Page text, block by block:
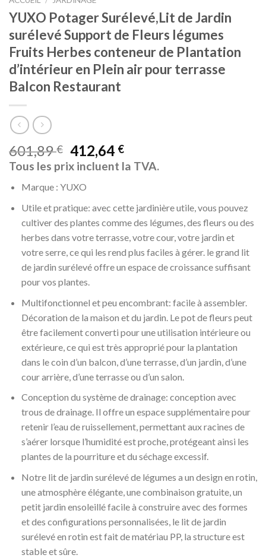
YUXO Potager Surélevé,Lit de Jardin
surélevé Support de Fleurs légumes
Fruits Herbes conteneur de Plantation
d’intérieur en Plein air pour terrasse
Balcon Restaurant
601,89€ 412,64 €
Tous les prix incluent la TVA.
Marque : YUXO
Utile et pratique: avec cette jardinière utile, vous pouvez
cultiver des plantes comme des légumes, des fleurs ou des
herbes dans votre terrasse, votre cour, votre jardin et
votre serre, ce qui les rend plus faciles à gérer. le grand lit
de jardin surélevé offre un espace de croissance suffisant
pour vos plantes.
Multifonctionnel et peu encombrant: facile à assembler.
Décoration de la maison et du jardin. Le pot de fleurs peut
être facilement converti pour une utilisation intérieure ou
extérieure, ce qui est très approprié pour la plantation
dans le coin d’un balcon, d’une terrasse, d’un jardin, d’une
cour arrière, d’une terrasse ou d’un salon.
Conception du système de drainage: conception avec
trous de drainage. Il offre un espace supplémentaire pour
retenir l’eau de ruissellement, permettant aux racines de
s’aérer lorsque l’humidité est proche, protégeant ainsi les
plantes de la pourriture et du séchage excessif.
Notre lit de jardin surélevé de légumes a un design en rotin,
une atmosphère élégante, une combinaison gratuite, un
petit jardin ensoleillé facile à construire avec des formes
et des configurations personnalisées, le lit de jardin
surélevé en rotin est fait de matériau PP, la structure est
stable et sûre.